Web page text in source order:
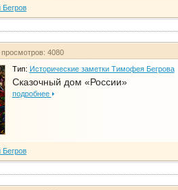
4080
Тип: Исторические заметки Тимофея Бегрова
Сказочный дом «России»
подробнее